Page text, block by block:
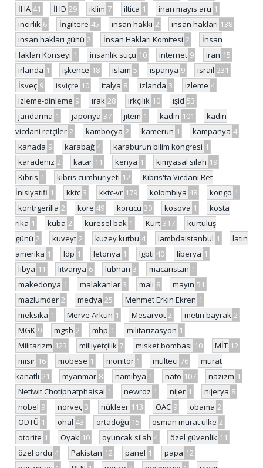
İHA 41 İHD 29 iklim 7 iltica 1 inan mayıs aru 1
incirlik 6 İngiltere 45 insan hakkı 2 insan hakları 138
insan hakları günü 2 İnsan Hakları Komitesi 2
İnsan
Hakları Konseyi 1 insanlık suçu 10 internet 9 iran 15
irlanda 1 işkence 18 islam 5 ispanya 9 israil 231
İsveç 9 isviçre 10 italya 8 izlanda 3 izleme 4
izleme-dinleme 9 ırak 28 ırkçılık 10 ışid 53
jandarma 1 japonya 37 jitem 1 kadın 101
kadın
vicdani retçiler 2 kamboçya 2 kamerun 1 kampanya 4
kanada 9 karabağ 4 karaburun bilim kongresi 1
karadeniz 2 katar 11 kenya 1 kimyasal silah 19
Kıbrıs 1 kıbrıs cumhuriyeti 12
Kıbrıs'ta Vicdani Ret
İnisiyatifi 1 kktc 3 kktc-vr 179 kolombiya 48 kongo 1
kontrgerilla 2 kore 49 korucu 30 kosova 1
kosta
rika 1 küba 2 küresel bak 1 Kürt 317
kurtuluş
günü 2 kuveyt 2 kuzey kutbu 4 lambdaistanbul 1
latin
amerika 1 ldp 1 letonya 1 lgbti 40 liberya 1
libya 11 litvanya 6 lübnan 3 macaristan 1
makedonya 1 malakanlar 3 mali 8 mayın 51
mazlumder 2 medya 25 Mehmet Erkin Ekren 1
meksika 1 Merve Arkun 1 Mesarvot 2 metin bayrak 2
MGK 9 mgsb 2 mhp 1 militarizasyon 1
Militarizm 123 milliyetçilik 7 misket bombası 10 MİT 12
mısır 16 mobese 1 monitor 1 mülteci 76
murat
kanatlı 21 myanmar 8 namibya 1 nato 107 nazizm 1
Netiwit Chotiphatphaisal 1 newroz 1 nijer 1 nijerya 8
nobel 9 norveç 3 nükleer 113 OAC 9 obama 2
ODTÜ 1 ohal 43 ortadoğu 15 osman murat ülke 2
otorite 1 Oyak 10 oyuncak silah 4 özel güvenlik 11
özel ordu 4 Pakistan 12 panel 1 papa 12